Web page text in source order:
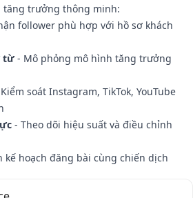
tăng trưởng thông minh:
follower phù hợp với hồ sơ khách
từ- Mô phỏng mô hình tăng trưởng
soát Instagram, TikTok, YouTube
- Theo dõi hiệu suất và điều chỉnh
kế hoạch đăng bài cùng chiến dịch
Lợi thế cung cấp nhỏ giọt